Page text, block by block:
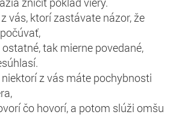
vás, ktorí zastávate názor, že
tak mierne povedané,
z vás máte pochybnosti
čo hovorí, a potom slúži omšu